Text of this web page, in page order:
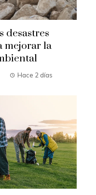
desastres
mejorar la
Hace 2 días